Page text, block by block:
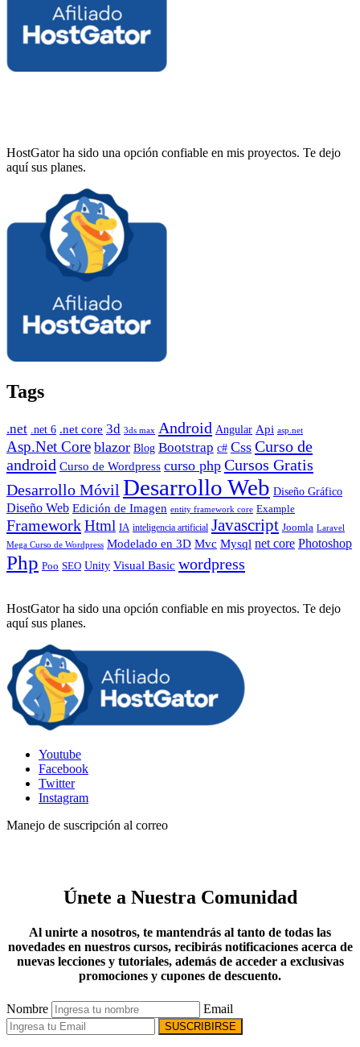
HostGator ha sido una opción confiable en mis proyectos. Te dejo
aquí sus planes.
Tags
.net .net 6 .net core 3d 3ds max Android Angular Api asp.net
Asp.Net Core blazor Blog Bootstrap c# Css Curso de
android Curso de Wordpress curso php Cursos Gratis
Desarrollo Móvil Desarrollo Web Diseño Gráfico
Diseño Web Edición de Imagen entity framework core Example
FrameworkHtml IA inteligencia artificial Javascript Joomla Laravel
Mega Curso de Wordpress Modelado en 3D Mvc Mysql net core Photoshop
Php Poo SEO Unity Visual Basic wordpress
HostGator ha sido una opción confiable en mis proyectos. Te dejo
aquí sus planes.
Youtube
Facebook
Twitter
Instagram
Manejo de suscripción al correo
Únete a Nuestra Comunidad
Al unirte a nosotros, te mantendrás al tanto de todas las
novedades en nuestros cursos, recibirás notificaciones acerca de
nuevas lecciones y tutoriales, además de acceder a exclusivas
promociones y cupones de descuento.
Nombre Email
SUSCRIBIRSE